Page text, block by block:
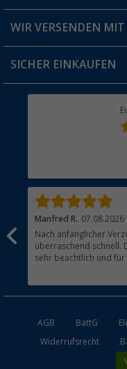
Jobs & Karriere
Versandinformationen
Rücksendung
WIR VERSENDEN MIT
SICHER EINKAUFEN
Manfred R. 07.08.2026
Nach anfänglicher
überraschend schnell.
sehr beachtlich und
waren gut verpackt
AGB BattG
Widerrufsrecht